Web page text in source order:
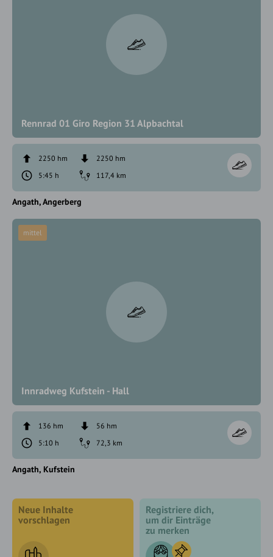
Rennrad 01 Giro Region 31 Alpbachtal
2250 hm
2250 hm
5:45 h
117,4 km
Angath Angerberg
Innradweg Kufstein - Hall
mittel
136 hm
56 hm
5:10 h
72,3 km
Angath Kufstein
Neue Inhalte
vorschlagen
Registriere dich,
um dir Einträge
zu merken